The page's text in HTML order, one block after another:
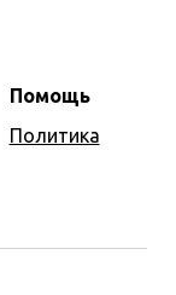
Помощь
Политика